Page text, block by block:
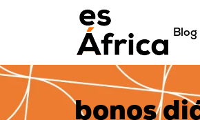
Blog
bonos